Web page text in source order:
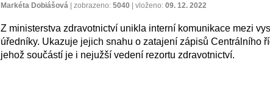
Markéta Dobiášová | zobrazeno: 5040 | vloženo: 09. 12. 2022
Z ministerstva zdravotnictví unikla interní komunikace mezi
úředníky. Ukazuje jejich snahu o zatajení zápisů Centrálního
jehož součástí je i nejužší vedení rezortu zdravotnictví.